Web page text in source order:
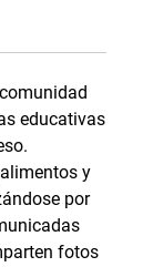
educativas
y
por
fotos